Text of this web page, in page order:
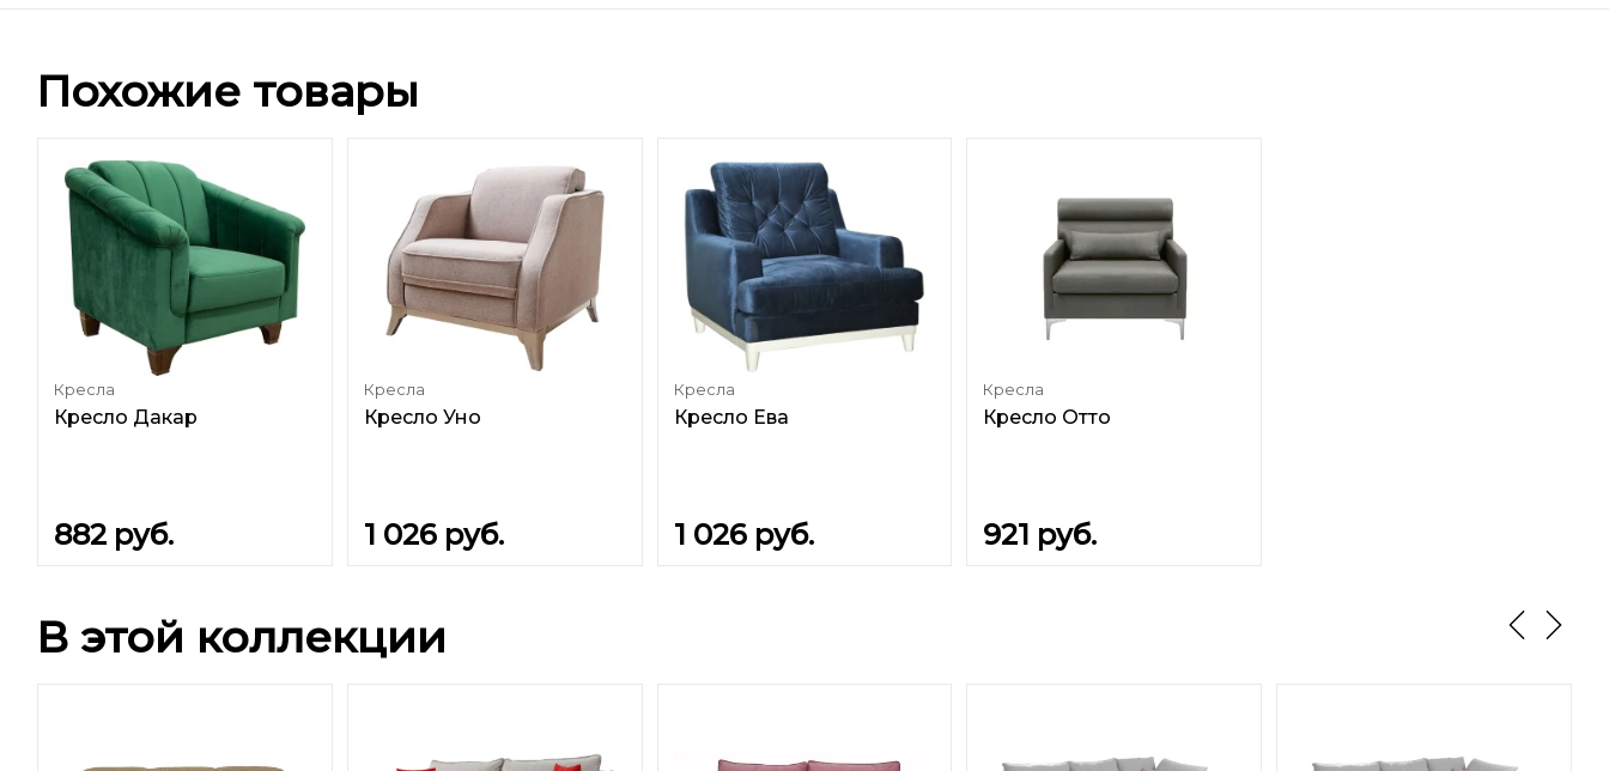
Похожие товары
Кресла
Кресло Дакар
882 руб.
Кресла
Кресло Уно
1 026 руб.
Кресла
Кресло Ева
1 026 руб.
Кресла
Кресло Отто
921 руб.
В этой коллекции